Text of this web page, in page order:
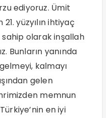
ediyoruz. Ümit
yüzyılın ihtiyaç
olarak inşallah
Bunların yanında
kalmayı
gelen
memnun
en iyi